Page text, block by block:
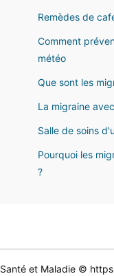
Remèdes de
Comment
météo
Que sont les
La migraine
Salle de soins
Pourquoi les
?
Santé et Maladie ©